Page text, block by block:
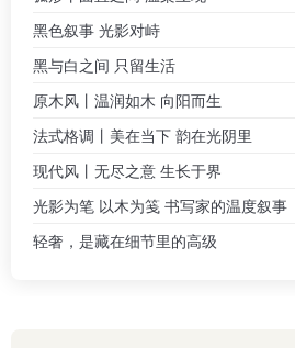
黑色叙事 光影对峙
黑与白之间 只留生活
原木风丨温润如木 向阳而生
法式格调丨美在当下 韵在光阴里
现代风丨无尽之意 生长于界
光影为笔 以木为笺 书写家的温度叙事
轻奢，是藏在细节里的高级